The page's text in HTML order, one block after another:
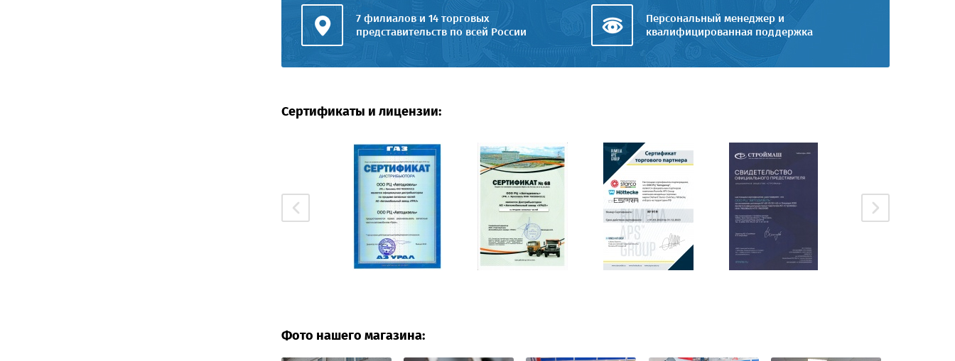
7 филиалов и 14 торговых
представительств по всей России
Персональный менеджер и
квалифицированная поддержка
Сертификаты и лицензии:
Фото нашего магазина: